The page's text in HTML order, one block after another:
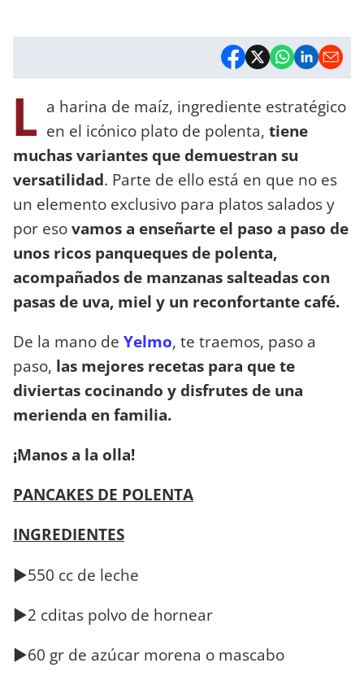
L a harina de maíz, ingrediente estratégico
en el icónico plato de polenta, tiene
muchas variantes que demuestran su
versatilidad. Parte de ello está en que no es
un elemento exclusivo para platos salados y
por esovamos a enseñarte el paso a paso de
unos ricos panqueques de polenta,
acompañados de manzanas salteadas con
pasas de uva, miel y un reconfortante café.
De la mano de Yelmo, te traemos, paso a
paso, las mejores recetas para que te
diviertas cocinando y disfrutes de una
merienda en familia.
¡Manos a la olla!
PANCAKES DE POLENTA
INGREDIENTES
►550 cc de leche
►2 cditas polvo de hornear
►60 gr de azúcar morena o mascabo